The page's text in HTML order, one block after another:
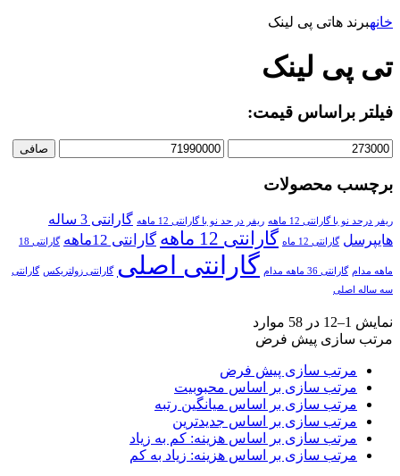
خانهبرند هاتی پی لینک
تی پی لینک
فیلتر براساس قیمت:
صافی
برچسب محصولات
ریفر درحد نو با گارانتی 12 ماهه ریفر در حد نو با گارانتی 12 ماهه
گارانتی 3 ساله
هایپرسل گارانتی 12 ماه گارانتی 12 ماهه گارانتی 12ماهه گارانتی 18
ماهه مدام گارانتی 36 ماهه مدام گارانتی اصلی گارانتی زولتریکس گارانتی
سه ساله اصلی
نمایش 1–12 در 58 موارد
مرتب سازی پیش فرض
مرتب سازی پیش فرض
مرتب سازی بر اساس محبوبیت
مرتب سازی بر اساس میانگین رتبه
مرتب سازی بر اساس جدیدترین
مرتب سازی بر اساس هزینه: کم به زیاد
مرتب سازی بر اساس هزینه: زیاد به کم